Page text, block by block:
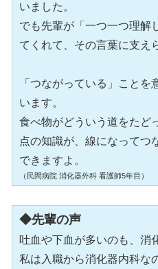
いました。
でも先輩が「一つ一つ理解
てくれて、その言葉に支え
「つながっている」こと
います。
食べ物がどういう道をたど
点の知識が、線になってつ
できますよ。
（民間病院 消化器外科 看護師5年目）
◆先輩の声
吐血や下血が多いのも、消
私は入職から消化器内科な